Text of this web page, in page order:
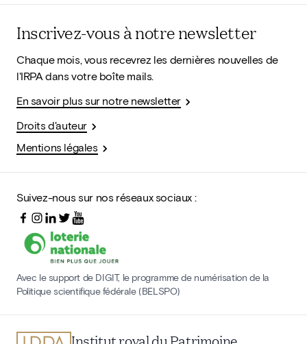
Inscrivez-vous à notre newsletter
Chaque mois, vous recevrez les dernières nouvelles de
l'IRPA dans votre boîte mails.
En savoir plus sur notre newsletter
Droits d'auteur
Mentions légales
Suivez-nous sur nos réseaux sociaux :
Avec le support de DIGIT, le programme de numérisation de la
Politique scientifique fédérale (BELSPO)